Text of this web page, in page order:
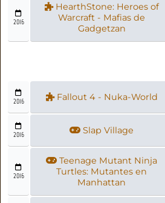
2016
HearthStone: Heroes of
Warcraft - Mafias de
Gadgetzan
2016 Fallout 4 - Nuka-World
2016 Slap Village
2016
Teenage Mutant Ninja
Turtles: Mutantes en
Manhattan